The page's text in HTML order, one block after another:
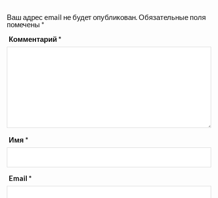
Ваш адрес email не будет опубликован.Обязательные поля
помечены *
Комментарий*
Имя*
Email*